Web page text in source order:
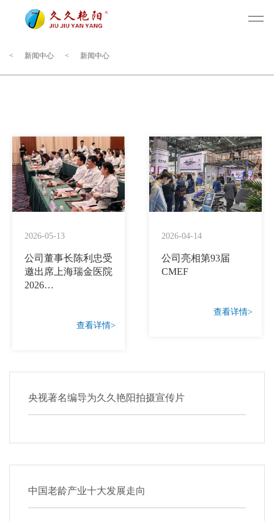
< 新闻中心 < 新闻中心
2026-05-13
公司董事长陈利忠受
邀出席上海瑞金医院
2026…
查看详情>
2026-04-14
公司亮相第93届
CMEF
查看详情>
央视著名编导为久久艳阳拍摄宣传片
中国老龄产业十大发展走向